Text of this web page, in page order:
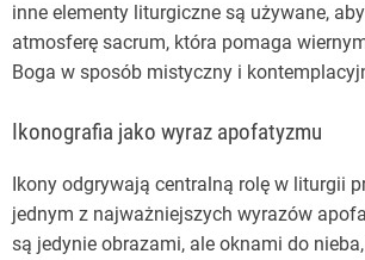
inne elementy liturgiczne są używane,
atmosferę sacrum, która pomaga
Boga w sposób mistyczny i
Ikonografia jako wyraz apofatyzmu
Ikony odgrywają centralną rolę w liturgii
jednym z najważniejszych wyrazów
są jedynie obrazami, ale oknami do